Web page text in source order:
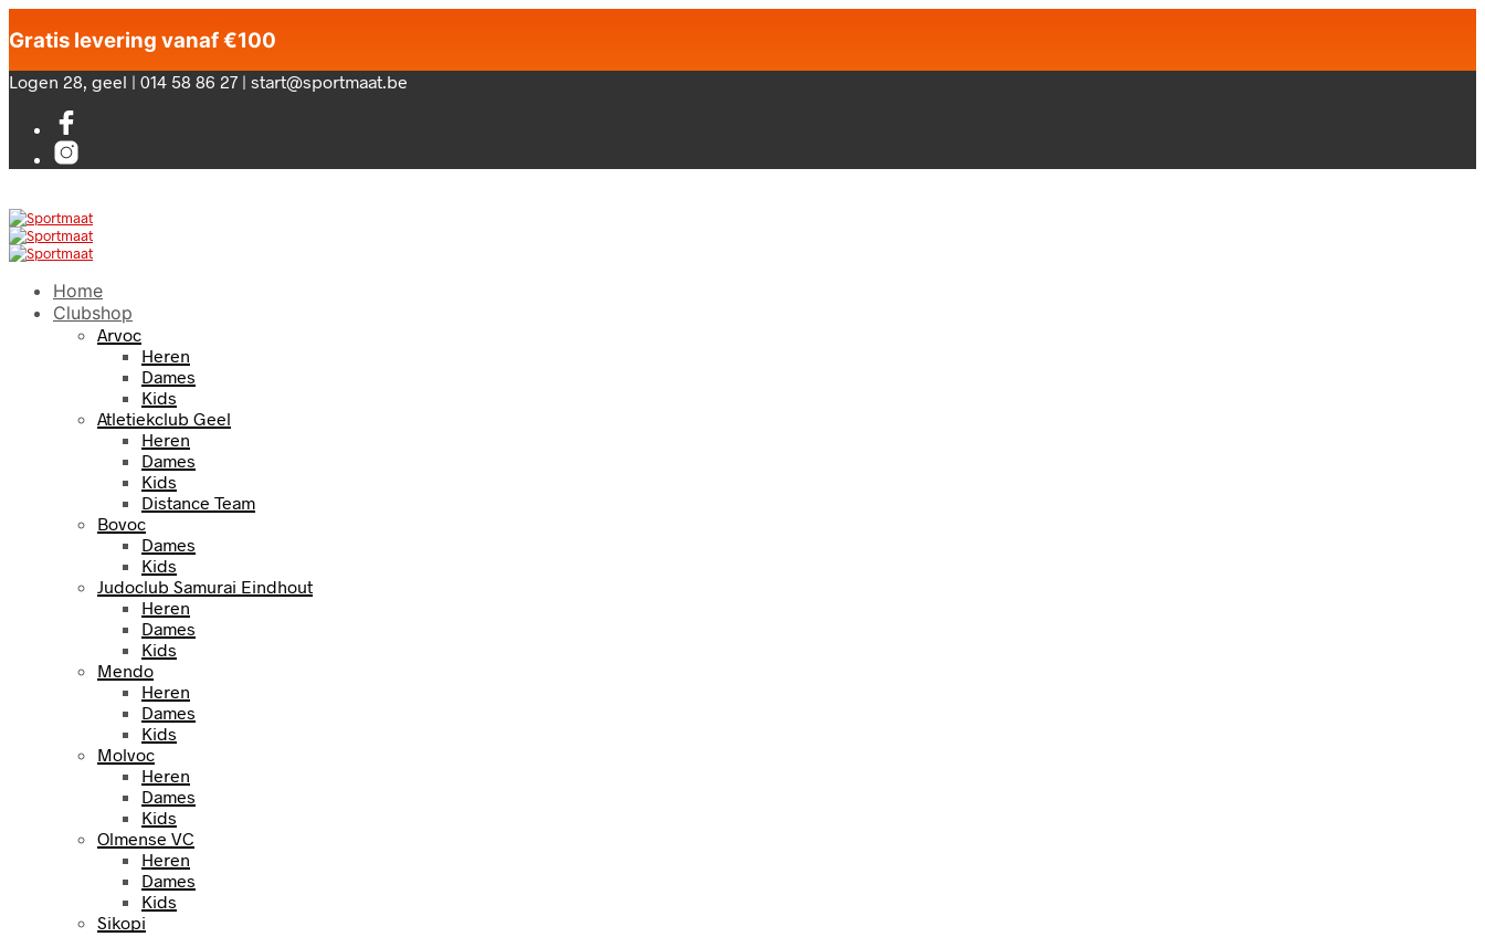
Gratis levering vanaf €100
Logen 28, geel | 014 58 86 27 | start@sportmaat.be
Home
Clubshop
Arvoc
Heren
Dames
Kids
Atletiekclub Geel
Heren
Dames
Kids
Distance Team
Bovoc
Dames
Kids
Judoclub Samurai Eindhout
Heren
Dames
Kids
Mendo
Heren
Dames
Kids
Molvoc
Heren
Dames
Kids
Olmense VC
Heren
Dames
Kids
Sikopi